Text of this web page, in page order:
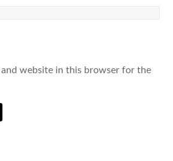
and website in this browser for the